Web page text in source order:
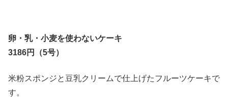
卵・乳・小麦を使わないケーキ
3186円（5号）
米粉スポンジと豆乳クリームで仕上げたフルーツケーキで
す。